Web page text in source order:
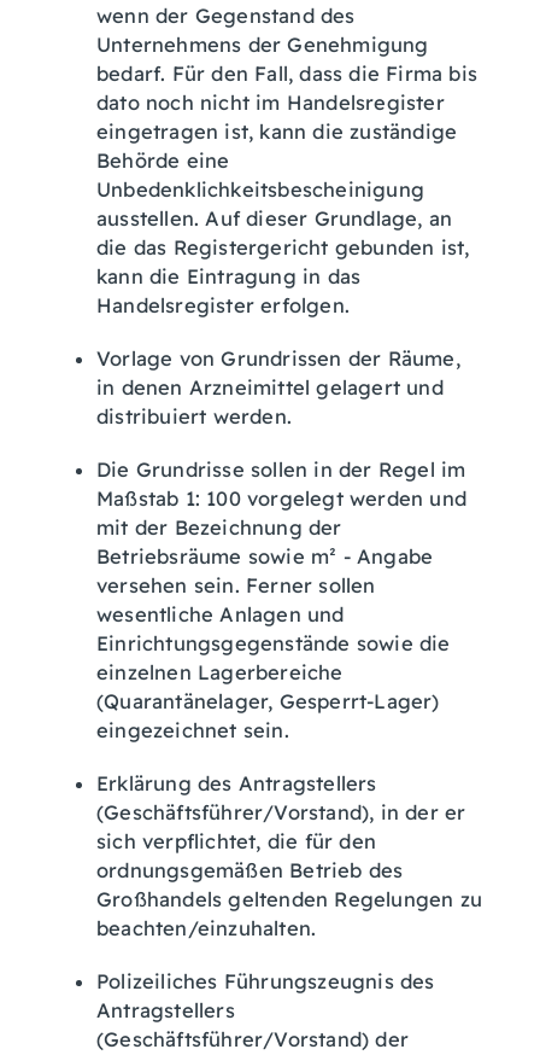
wenn der Gegenstand des
Unternehmens der Genehmigung
bedarf. Für den Fall, dass die Firma bis
dato noch nicht im Handelsregister
eingetragen ist, kann die zuständige
Behörde eine
Unbedenklichkeitsbescheinigung
ausstellen. Auf dieser Grundlage, an
die das Registergericht gebunden ist,
kann die Eintragung in das
Handelsregister erfolgen.
Vorlage von Grundrissen der Räume,
in denen Arzneimittel gelagert und
distribuiert werden.
Die Grundrisse sollen in der Regel im
Maßstab 1: 100 vorgelegt werden und
mit der Bezeichnung der
Betriebsräume sowie m² - Angabe
versehen sein. Ferner sollen
wesentliche Anlagen und
Einrichtungsgegenstände sowie die
einzelnen Lagerbereiche
(Quarantänelager, Gesperrt-Lager)
eingezeichnet sein.
Erklärung des Antragstellers
(Geschäftsführer/Vorstand), in der er
sich verpflichtet, die für den
ordnungsgemäßen Betrieb des
Großhandels geltenden Regelungen zu
beachten/einzuhalten.
Polizeiliches Führungszeugnis des
Antragstellers
(Geschäftsführer/Vorstand) der